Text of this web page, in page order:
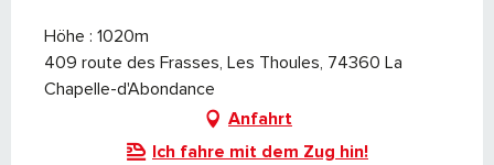
Höhe : 1020m
409 route des Frasses, Les Thoules, 74360 La
Chapelle-d'Abondance
Anfahrt
Ich fahre mit dem Zug hin!